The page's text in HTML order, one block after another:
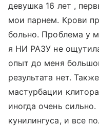
девушка 16 лет ,
мои парнем. Крови
больно. Проблема у
я НИ РАЗУ не
опыт до меня
результата нет.
мастурбации
иногда очень
кунилингуса, и все